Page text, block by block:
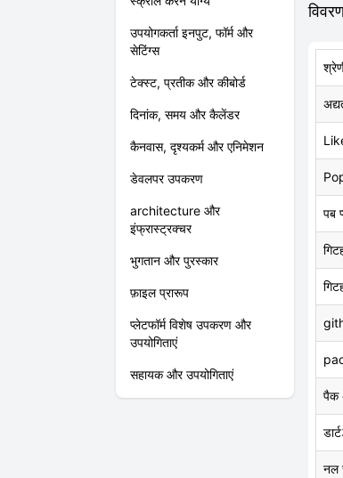
उपयोगकर्ता इनपुट, फॉर्म और
सेटिंग्स
टेक्स्ट, प्रतीक और कीबोर्ड
दिनांक, समय और कैलेंडर
कैनवास, दृश्यकर्म और एनिमेशन
डेवलपर उपकरण
architecture और
इंफ्रास्ट्रक्चर
भुगतान और पुरस्कार
फ़ाइल प्रारूप
प्लेटफॉर्म विशेष उपकरण और
उपयोगिताएं
सहायक और उपयोगिताएं
पब
पैक
नल